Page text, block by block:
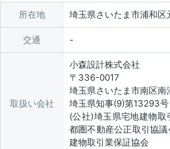
所在地 埼玉県さいたま市浦和区
交通
取扱い会社
小森設計株式会社
〒336-0017
埼玉県さいたま市南区南
埼玉県知事(9)第13293号
(公社)埼玉県宅地建物
都圏不動産公正取引協
建物取引業保証協会